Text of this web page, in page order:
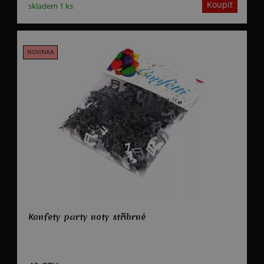
skladem 1 ks
Konfety party noty stříbrné